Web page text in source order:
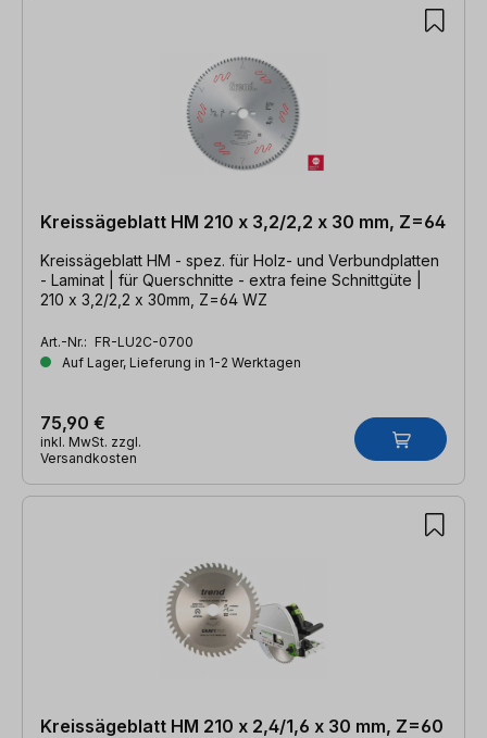
Kreissägeblatt HM 210 x 3,2/2,2 x 30 mm, Z=64
Kreissägeblatt HM - spez. für Holz- und Verbundplatten
- Laminat | für Querschnitte - extra feine Schnittgüte |
210 x 3,2/2,2 x 30mm, Z=64 WZ
Art.-Nr.: FR-LU2C-0700
Auf Lager, Lieferung in 1-2 Werktagen
75,90 €
inkl. MwSt. zzgl.
Versandkosten
Kreissägeblatt HM 210 x 2,4/1,6 x 30 mm, Z=60